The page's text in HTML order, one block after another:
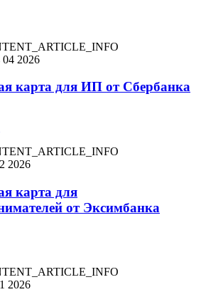
2026
карта для ИП от Сбербанка
2026
карта для
от Эксимбанка
2026